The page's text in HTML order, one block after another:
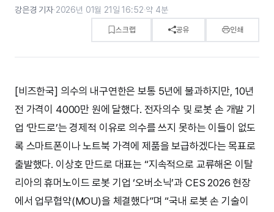
강은경 기자·2026년 01월 21일 16:52·약 4분
스크랩 공유 인쇄
[비즈한국] 의수의 내구연한은 보통 5년에 불과하지만, 10년
전 가격이 4000만 원에 달했다. 전자의수 및 로봇 손 개발 기
업 ‘만드로’는 경제적 이유로 의수를 쓰지 못하는 이들이 없도
록 스마트폰이나 노트북 가격에 제품을 보급하겠다는 목표로
출발했다. 이상호 만드로 대표는 “지속적으로 교류해온 이탈
리아의 휴머노이드 로봇 기업 ‘오버소닉’과 CES 2026 현장
에서 업무협약(MOU)을 체결했다”며 “국내 로봇 손 기술이